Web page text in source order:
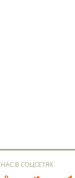
В СОЦСЕТЯХ